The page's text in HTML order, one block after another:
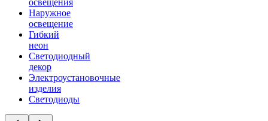
освещения
Наружное
освещение
Гибкий
неон
Светодиодный
декор
Электроустановочные
изделия
Светодиоды